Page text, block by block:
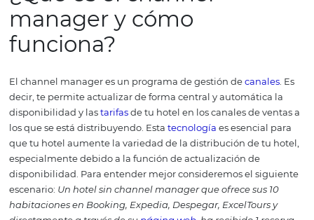
tecnológica puede ayudarte a optimizar los procesos
para aumentar tus ventas online. ¡Compruébalo!
¿Qué es el channel
manager y cómo
funciona?
El channel manager es un programa de gestión de
decir, te permite actualizar de forma central y
tarifas
de tu hotel en los canales de